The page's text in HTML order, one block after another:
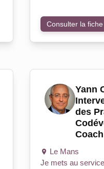
Consulter la fiche
Yann
des
Coach
Le Mans
Je mets au